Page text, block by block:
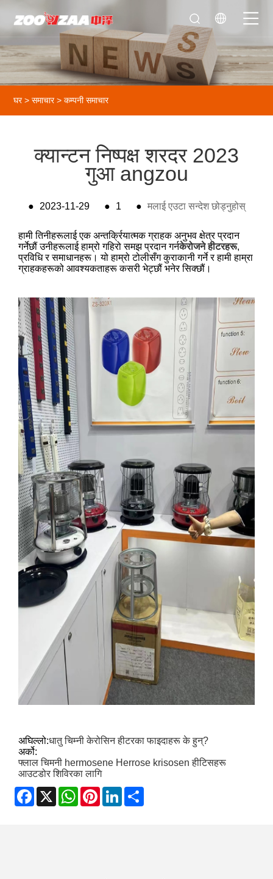
घर > समाचार>कम्पनी समाचार
क्यान्टन निष्पक्ष शरदर 2023
गुआ angzou
● 2023-11-29 ● 1 ● मलाई एउटा सन्देश छोड्नुहोस्
हामी तिनीहरूलाई एक अन्तर्क्रियात्मक ग्राहक अनुभव क्षेत्र प्रदान
गर्नेछौं उनीहरूलाई हाम्रो गहिरो समझ प्रदान गर्नकेरोजने हीटरहरू,
प्रविधि र समाधानहरू। यो हाम्रो टोलीसँग कुराकानी गर्ने र हामी हाम्रा
ग्राहकहरूको आवश्यकताहरू कसरी भेट्छौं भनेर सिक्छौं।
अघिल्लो:धातु चिम्नी केरोसिन हीटरका फाइदाहरू के हुन्?
अर्को:
फ्लाल चिमनी hermosene Herrose krisosen हीटिसहरू
आउटडोर शिविरका लागि
Facebook
X WhatsApp
PinterestLinkedIn